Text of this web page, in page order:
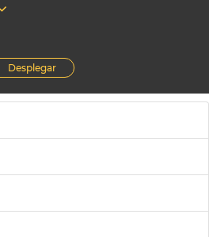
Desplegar